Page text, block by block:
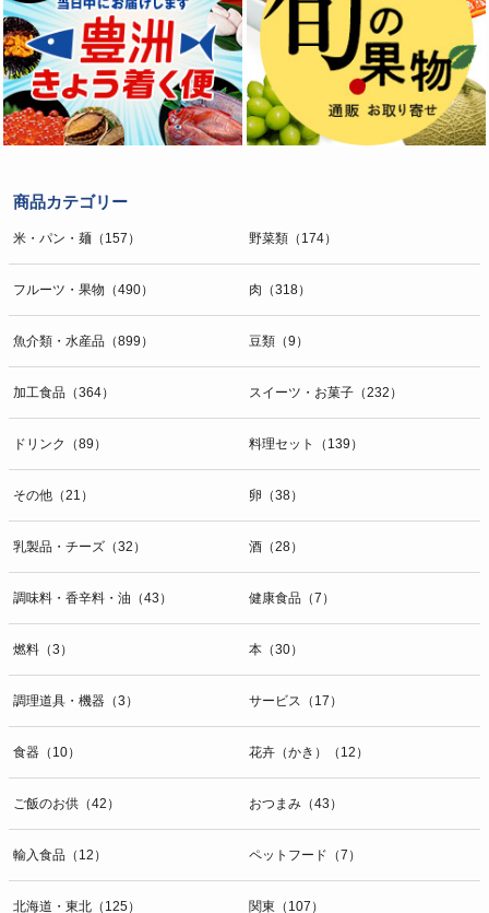
商品カテゴリー
米・パン・麺（157） 野菜類（174）
フルーツ・果物（490） 肉（318）
魚介類・水産品（899） 豆類（9）
加工食品（364） スイーツ・お菓子（232）
ドリンク（89） 料理セット（139）
その他（21） 卵（38）
乳製品・チーズ（32） 酒（28）
調味料・香辛料・油（43） 健康食品（7）
燃料（3） 本（30）
調理道具・機器（3） サービス（17）
食器（10） 花卉（かき）（12）
ご飯のお供（42） おつまみ（43）
輸入食品（12） ペットフード（7）
北海道・東北（125） 関東（107）